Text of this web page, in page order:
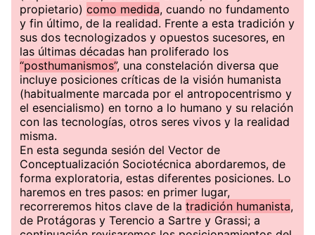
propietario) como medida, cuando no fundamento
y fin último, de la realidad. Frente a esta tradición y
sus dos tecnologizados y opuestos sucesores, en
las últimas décadas han proliferado los
“posthumanismos”, una constelación diversa que
incluye posiciones críticas de la visión humanista
(habitualmente marcada por el antropocentrismo y
el esencialismo) en torno a lo humano y su relación
con las tecnologías, otros seres vivos y la realidad
misma.
En esta segunda sesión del Vector de
Conceptualización Sociotécnica abordaremos, de
forma exploratoria, estas diferentes posiciones. Lo
haremos en tres pasos: en primer lugar,
recorreremos hitos clave de la tradición humanista,
de Protágoras y Terencio a Sartre y Grassi; a